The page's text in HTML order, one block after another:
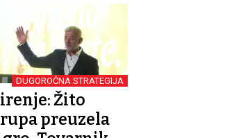
DUGOROČNA STRATEGIJA
Žito
preuzela